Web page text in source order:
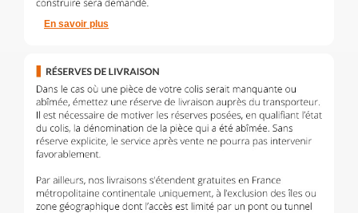
En savoir plus